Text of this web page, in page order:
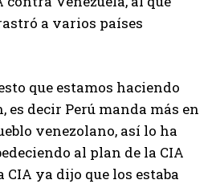
a varios países
que estamos haciendo
es decir Perú manda más en
venezolano, así lo ha
al plan de la CIA
CIA ya dijo que los estaba